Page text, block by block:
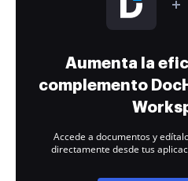
Aumenta la
complemento
Accede a documentos y
directamente desde tus